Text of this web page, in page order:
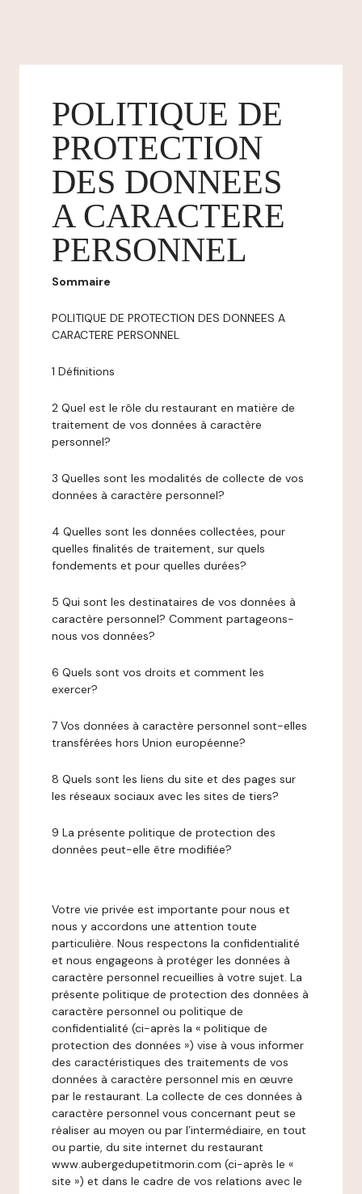
POLITIQUE DE
PROTECTION
DES DONNEES
A CARACTERE
PERSONNEL
Sommaire
POLITIQUE DE PROTECTION DES DONNEES A
CARACTERE PERSONNEL
1 Définitions
2 Quel est le rôle du restaurant en matière de
traitement de vos données à caractère
personnel?
3 Quelles sont les modalités de collecte de vos
données à caractère personnel?
4 Quelles sont les données collectées, pour
quelles finalités de traitement, sur quels
fondements et pour quelles durées?
5 Qui sont les destinataires de vos données à
caractère personnel? Comment partageons-
nous vos données?
6 Quels sont vos droits et comment les
exercer?
7 Vos données à caractère personnel sont-elles
transférées hors Union européenne?
8 Quels sont les liens du site et des pages sur
les réseaux sociaux avec les sites de tiers?
9 La présente politique de protection des
données peut-elle être modifiée?
Votre vie privée est importante pour nous et
nous y accordons une attention toute
particulière. Nous respectons la confidentialité
et nous engageons à protéger les données à
caractère personnel recueillies à votre sujet. La
présente politique de protection des données à
caractère personnel ou politique de
confidentialité (ci-après la « politique de
protection des données ») vise à vous informer
des caractéristiques des traitements de vos
données à caractère personnel mis en œuvre
par le restaurant. La collecte de ces données à
caractère personnel vous concernant peut se
réaliser au moyen ou par l’intermédiaire, en tout
ou partie, du site internet du restaurant
www.aubergedupetitmorin.com (ci-après le «
site ») et dans le cadre de vos relations avec le